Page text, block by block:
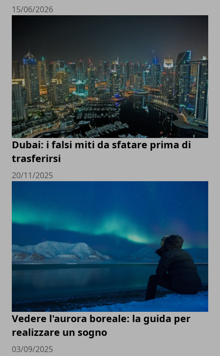
15/06/2026
Dubai: i falsi miti da sfatare prima di
trasferirsi
20/11/2025
Vedere l'aurora boreale: la guida per
realizzare un sogno
03/09/2025